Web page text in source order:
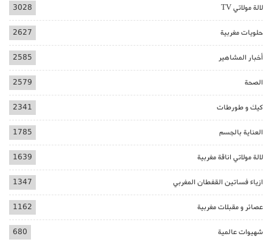
لالة مولاتي TV 3028
حلويات مغربية 2627
أخبار المشاهير 2585
الصحة 2579
كيك و طورطات 2341
العناية بالجسم 1785
لالة مولاتي اناقة مغربية 1639
ازياء فساتين القفطان المغربي 1347
عصائر و مقبلات مغربية 1162
شهيوات عالمية 680